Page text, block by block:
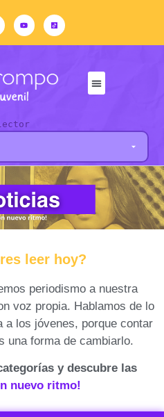
leer hoy?
periodismo a nuestra
voz propia. Hablamos de lo
a los jóvenes, porque contar
una forma de cambiarlo.
y descubre las
nuevo ritmo!